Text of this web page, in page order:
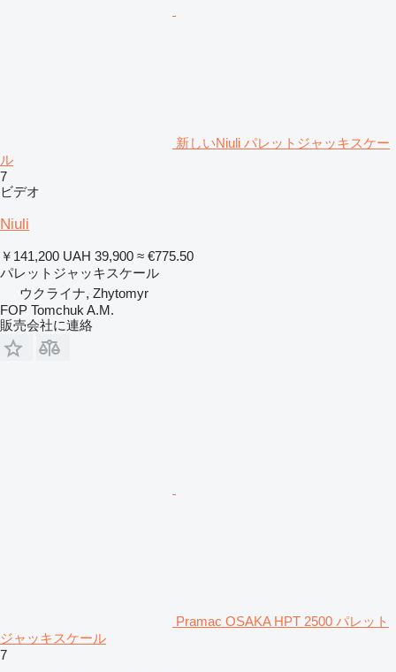
新しいNiuli パレットジャッキスケー
ル
7
ビデオ
Niuli
￥141,200 UAH 39,900 ≈ €775.50
パレットジャッキスケール
ウクライナ, Zhytomyr
FOP Tomchuk A.M.
販売会社に連絡
Pramac OSAKA HPT 2500 パレット
ジャッキスケール
7